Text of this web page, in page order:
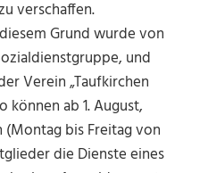
verschaffen.
Grund wurde von
und
Verein „Taufkirchen
können ab 1. August,
bis Freitag von
die Dienste eines